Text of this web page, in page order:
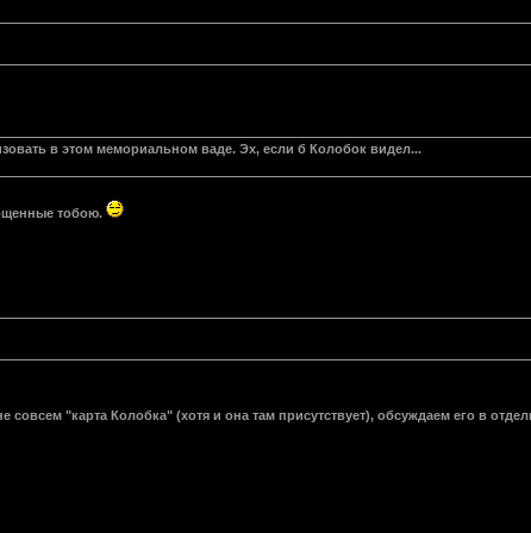
в этом мемориальном ваде. Эх, если б Колобок видел...
тобою.
совсем "карта Колобка" (хотя и она там присутствует), обсуждаем его в